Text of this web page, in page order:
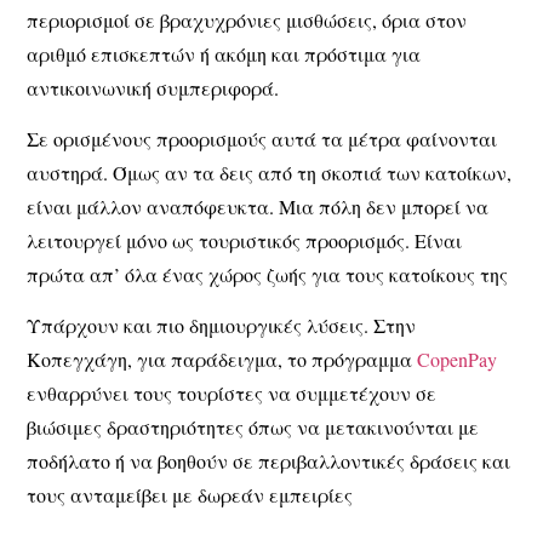
περιορισμοί σε βραχυχρόνιες μισθώσεις, όρια στον
αριθμό επισκεπτών ή ακόμη και πρόστιμα για
αντικοινωνική συμπεριφορά.
Σε ορισμένους προορισμούς αυτά τα μέτρα φαίνονται
αυστηρά. Όμως αν τα δεις από τη σκοπιά των κατοίκων,
είναι μάλλον αναπόφευκτα. Μια πόλη δεν μπορεί να
λειτουργεί μόνο ως τουριστικός προορισμός. Είναι
πρώτα απ’ όλα ένας χώρος ζωής για τους κατοίκους της
Υπάρχουν και πιο δημιουργικές λύσεις. Στην
Κοπεγχάγη, για παράδειγμα, το πρόγραμμαCopenPay
ενθαρρύνει τους τουρίστες να συμμετέχουν σε
βιώσιμες δραστηριότητες όπως να μετακινούνται με
ποδήλατο ή να βοηθούν σε περιβαλλοντικές δράσεις και
τους ανταμείβει με δωρεάν εμπειρίες